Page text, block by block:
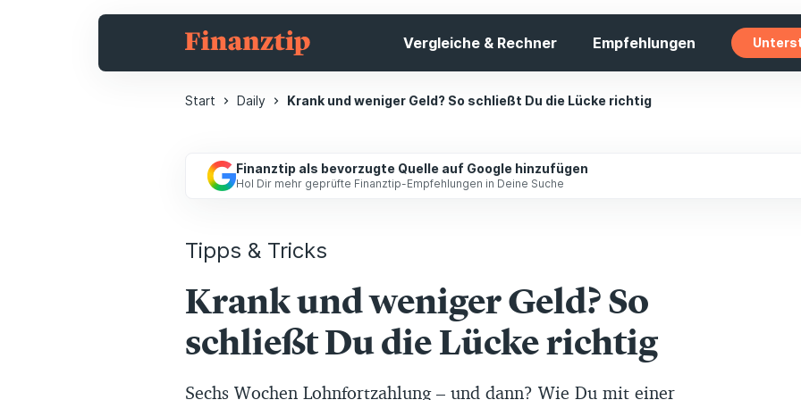
Vergleiche & Rechner Empfehlungen
Start Daily Krank und weniger Geld? So schließt Du die Lücke richtig
Finanztip als bevorzugte Quelle auf Google hinzufügen
Hol Dir mehr geprüfte Finanztip-Empfehlungen in Deine Suche
Tipps & Tricks
Krank und weniger Geld? So
schließt Du die Lücke richtig
Sechs Wochen Lohnfortzahlung – und dann? Wie Du mit einer